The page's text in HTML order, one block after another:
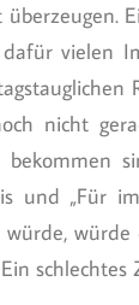
vielen
nicht
und „Für
würde
schlechtes